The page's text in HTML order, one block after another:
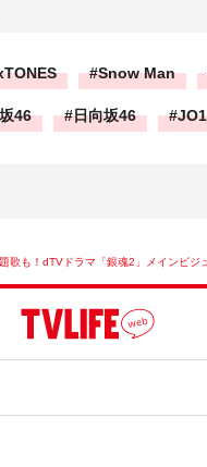
Snow Man
46 日向坂46 JO1
歌も！dTVドラマ「銀魂2」メインビジ